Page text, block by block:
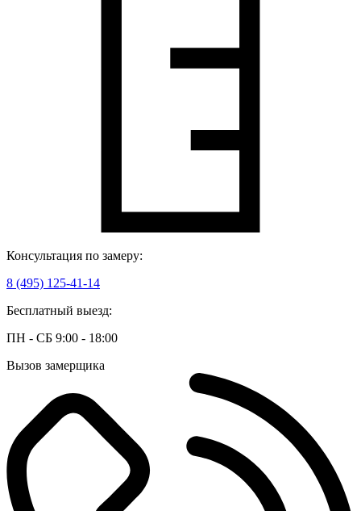
Консультация по замеру:
8 (495) 125-41-14
Бесплатный выезд:
ПН - СБ 9:00 - 18:00
Вызов замерщика